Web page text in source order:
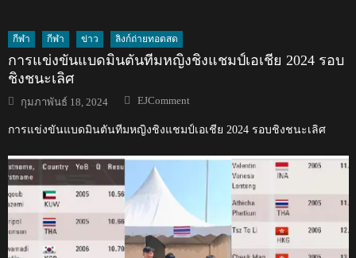
กีฬา กีฬา ข่าว ลิงก์ถ่ายทอดสด
การแข่งขันแบดมินตันทีมหญิงชิงแชมป์เอเชีย 2024 รอบ
ชิงชนะเลิศ
Posted
on
กุมภาพันธ์ 18, 2024 Author
EJComment
การแข่งขันแบดมินตันทีมหญิงชิงแชมป์เอเชีย 2024 รอบชิงชนะเลิศ